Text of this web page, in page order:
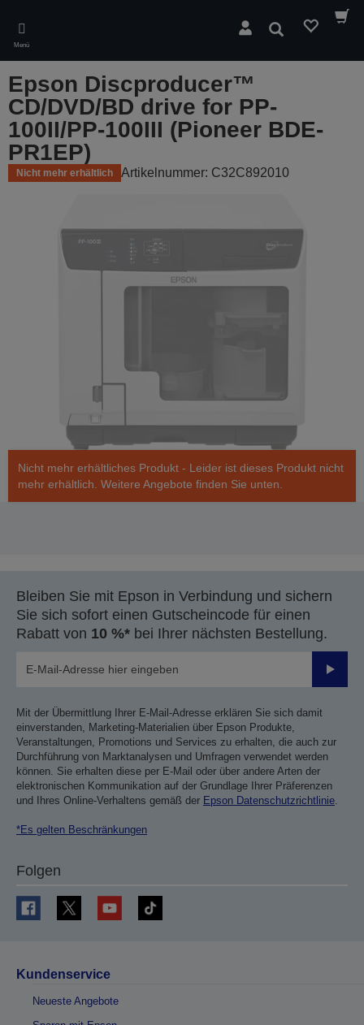
main
content
Menü
Suchen
Epson Discproducer™
CD/DVD/BD drive for PP-
100II/PP-100III (Pioneer BDE-
PR1EP)
Nicht mehr erhältlich Artikelnummer: C32C892010
Nicht mehr erhältliches Produkt - Leider ist dieses Produkt nicht
mehr erhältlich. Weitere Angebote finden Sie unten.
Bleiben Sie mit Epson in Verbindung und sichern
Sie sich sofort einen Gutscheincode für einen
Rabatt von 10 %* bei Ihrer nächsten Bestellung.
Mit der Übermittlung Ihrer E-Mail-Adresse erklären Sie sich damit
einverstanden, Marketing-Materialien über Epson Produkte,
Veranstaltungen, Promotions und Services zu erhalten, die auch zur
Durchführung von Marktanalysen und Umfragen verwendet werden
können. Sie erhalten diese per E-Mail oder über andere Arten der
elektronischen Kommunikation auf der Grundlage Ihrer Präferenzen
und Ihres Online-Verhaltens gemäß der Epson Datenschutzrichtlinie.
*Es gelten Beschränkungen
Folgen
Kundenservice
Neueste Angebote